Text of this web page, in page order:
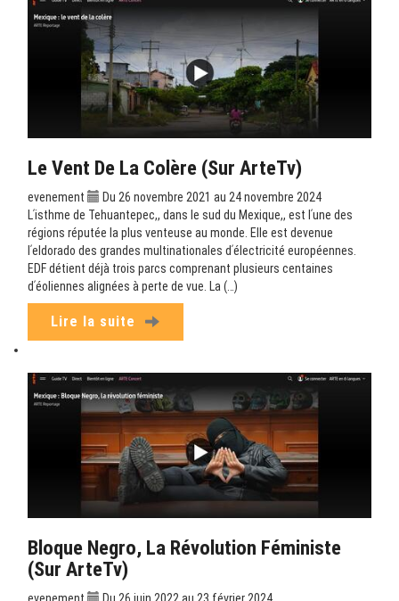
Le Vent De La Colère (sur ArteTv)
evenement
Du 26 novembre 2021 au 24 novembre 2024
Lʹisthme de Tehuantepec,, dans le sud du Mexique,, est lʹune des
régions réputée la plus venteuse au monde. Elle est devenue
lʹeldorado des grandes multinationales dʹélectricité européennes.
EDF détient déjà trois parcs comprenant plusieurs centaines
dʹéoliennes alignées à perte de vue. La (…)
Lire la suite
Bloque Negro, La Révolution Féministe
(sur ArteTv)
evenement
Du 26 juin 2022 au 23 février 2024